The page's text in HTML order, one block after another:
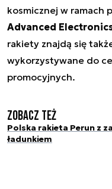
kosmicznej w ramach
Advanced
rakiety znajdą się
wykorzystywane do
promocyjnych.
Zobacz też
Polska rakieta Perun z
ładunkiem